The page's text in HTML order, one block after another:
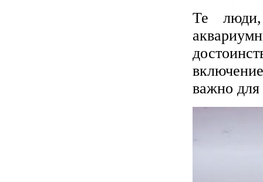
Те
важно